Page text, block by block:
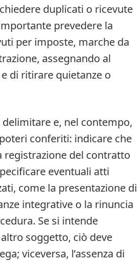
duplicati o ricevute
prevedere la
per imposte, marche da
assegnando al
di ritirare quietanze o
e, nel contempo,
conferiti: indicare che
registrazione del contratto
eventuali atti
come la presentazione di
integrative o la rinuncia
Se si intende
soggetto, ciò deve
viceversa, l’assenza di